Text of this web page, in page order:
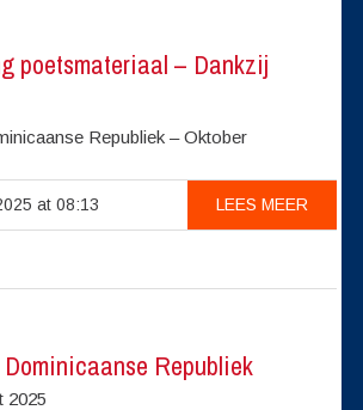
poetsmateriaal – Dankzij
Republiek – Oktober
at 08:13 LEES MEER
Republiek
2025